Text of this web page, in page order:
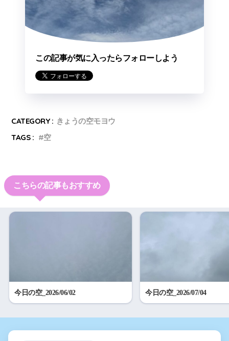
この記事が気に入ったらフォローしよう
CATEGORY : きょうの空モヨウ
TAGS :
空
こちらの記事もおすすめ
今日の空_2026/06/02 今日の空_2026/07/04